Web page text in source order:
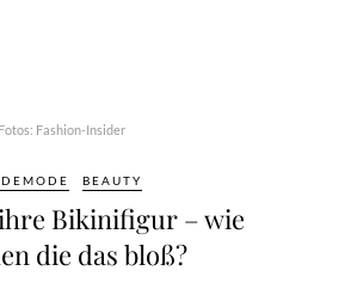
Fotos: Fashion-Insider
BEAUTY
Bikinifigur – wie
die das bloß?